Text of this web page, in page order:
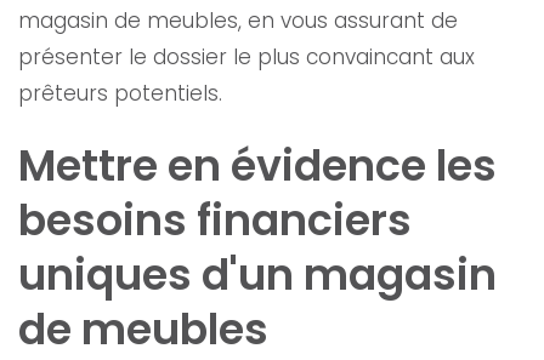
magasin de meubles, en vous assurant de
présenter le dossier le plus convaincant aux
prêteurs potentiels.
Mettre en évidence les
besoins financiers
uniques d'un magasin
de meubles